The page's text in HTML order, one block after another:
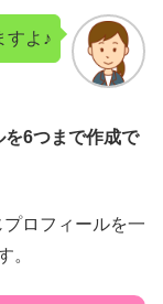
すよ♪
を6つまで作成で
ロフィールを一
。